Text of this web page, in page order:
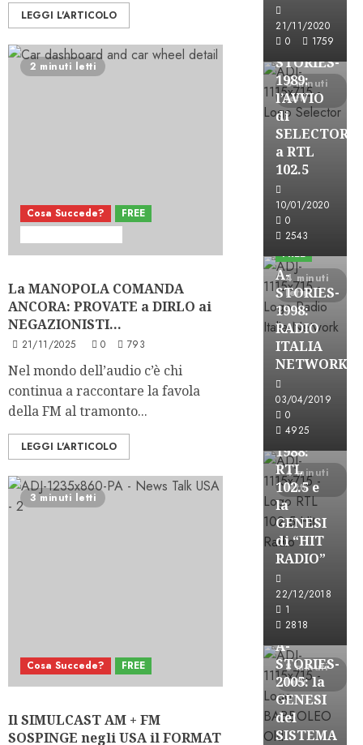
LEGGI L'ARTICOLO
2 minuti letti
Cosa Succede?
FREE
La MANOPOLA COMANDA
ANCORA: PROVATE a DIRLO ai
NEGAZIONISTI…
21/11/2025 0 793
Nel mondo dell’audio c’è chi
continua a raccontare la favola
della FM al tramonto...
LEGGI L'ARTICOLO
3 minuti letti
Cosa Succede? FREE
Il SIMULCAST AM + FM
SOSPINGE negli USA il FORMAT
21/11/2020
0
1759
6 minuti
letti
FREE
A-
STORIES-
1989:
l’AVVIO
di
SELECTOR
a RTL
102.5
10/01/2020
0
2543
4 minuti
letti
A-Stories
Formazione
FREE
A-
STORIES-
1998:
RADIO
ITALIA
NETWORK
03/04/2019
0
4925
4 minuti
letti
A-Stories
FREE
A-
STORIES-
1988:
RTL
102.5 e
la
GENESI
di “HIT
RADIO”
22/12/2018
1
2818
8 minuti
letti
Formazione
FREE
A-
STORIES-
2005: la
GENESI
del
SISTEMA